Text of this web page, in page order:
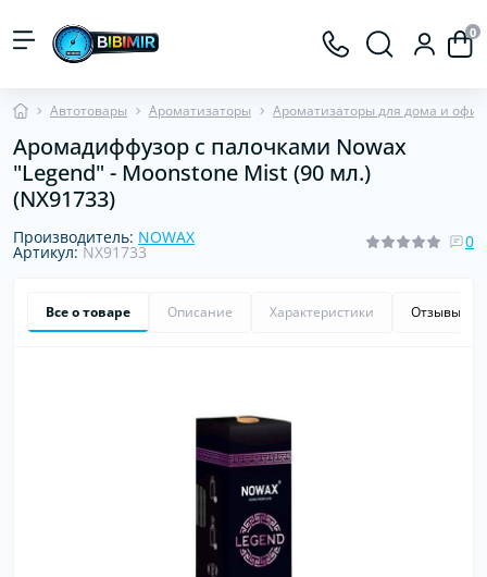
0
Автотовары Ароматизаторы Ароматизаторы для дома и
Аромадиффузор с палочками Nowax
"Legend" - Moonstone Mist (90 мл.)
(NX91733)
Производитель: NOWAX
Артикул: NX91733
0
Все о товаре Описание Характеристики Отзывы